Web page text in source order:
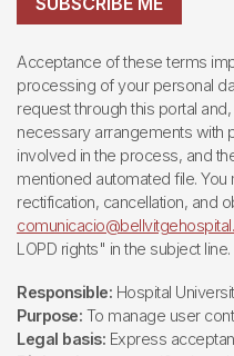
Acceptance of these terms
processing of your personal
request through this portal
necessary arrangements with
involved in the process, and
mentioned automated file.
rectification, cancellation, and
LOPD rights" in the subject line.
Responsible: Hospital
Purpose: To manage user
Legal basis: Express